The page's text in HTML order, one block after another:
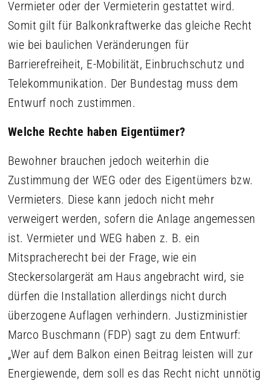
Vermieter oder der Vermieterin gestattet wird.
Somit gilt für Balkonkraftwerke das gleiche Recht
wie bei baulichen Veränderungen für
Barrierefreiheit, E-Mobilität, Einbruchschutz und
Telekommunikation. Der Bundestag muss dem
Entwurf noch zustimmen.
Welche Rechte haben Eigentümer?
Bewohner brauchen jedoch weiterhin die
Zustimmung der WEG oder des Eigentümers bzw.
Vermieters. Diese kann jedoch nicht mehr
verweigert werden, sofern die Anlage angemessen
ist. Vermieter und WEG haben z. B. ein
Mitspracherecht bei der Frage, wie ein
Steckersolargerät am Haus angebracht wird, sie
dürfen die Installation allerdings nicht durch
überzogene Auflagen verhindern. Justizministier
Marco Buschmann (FDP) sagt zu dem Entwurf:
„Wer auf dem Balkon einen Beitrag leisten will zur
Energiewende, dem soll es das Recht nicht unnötig